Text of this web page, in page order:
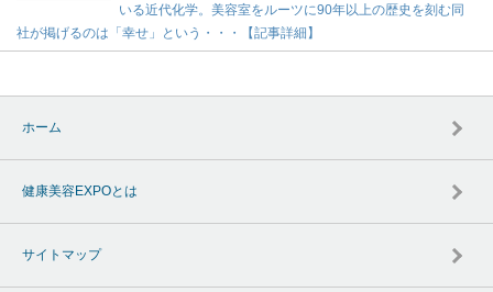
いる近代化学。美容室をルーツに90年以上の歴史を刻む同
社が掲げるのは「幸せ」という・・・【記事詳細】
ホーム
健康美容EXPOとは
サイトマップ